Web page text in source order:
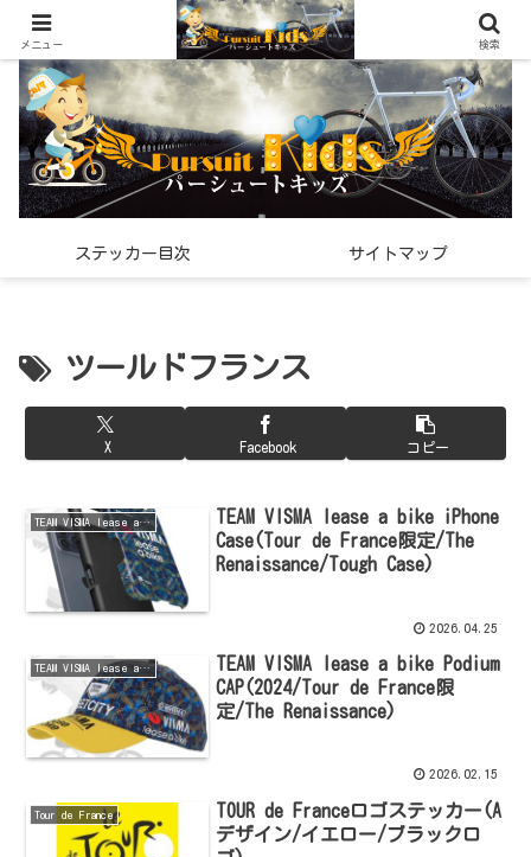
世界中で見つけた「希少なスポーツ雑貨」の紹介メディア
ステッカー目次 サイトマップ
ツールドフランス
X Facebook コピー
TEAM VISMA lease a bike
TEAM VISMA lease a bike iPhone
Case(Tour de France限定/The
Renaissance/Tough Case)
2026.04.25
TEAM VISMA lease a bike
TEAM VISMA lease a bike Podium
CAP(2024/Tour de France限
定/The Renaissance)
2026.02.15
Tour de France
TOUR de Franceロゴステッカー(A
デザイン/イエロー/ブラックロ
メニュー 検索